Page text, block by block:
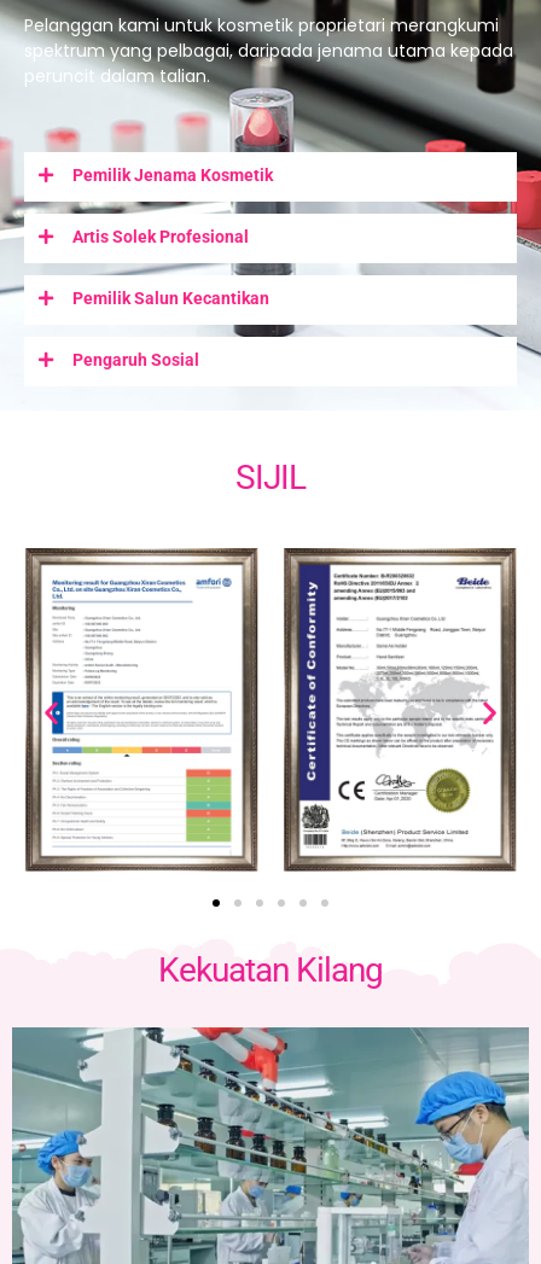
Pelanggan kami untuk kosmetik proprietari merangkumi
spektrum yang pelbagai, daripada jenama utama kepada
peruncit dalam talian.
Pemilik Jenama Kosmetik
Artis Solek Profesional
Pemilik Salun Kecantikan
Pengaruh Sosial
SIJIL
Kekuatan Kilang